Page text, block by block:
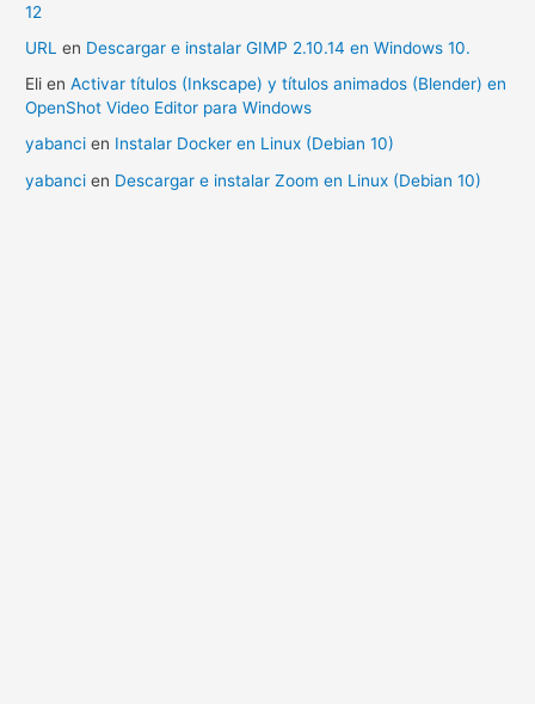
12
URL en Descargar e instalar GIMP 2.10.14 en Windows 10.
Eli enActivar títulos (Inkscape) y títulos animados (Blender) en
OpenShot Video Editor para Windows
yabanci en Instalar Docker en Linux (Debian 10)
yabanci en Descargar e instalar Zoom en Linux (Debian 10)